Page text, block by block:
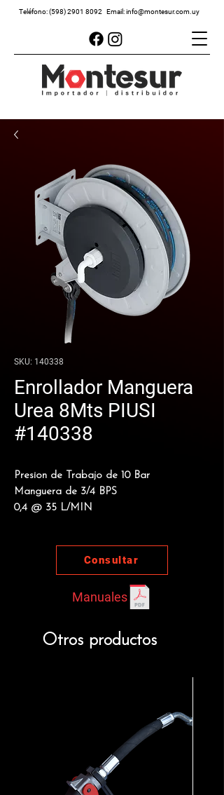
Teléfono:(598) 2901 8092 Email:info@montesur.com.uy
SKU: 140338
Enrollador Manguera
Urea 8Mts PIUSI
#140338
Presion de Trabajo de 10 Bar
Manguera de 3/4 BPS
0,4 @ 35 L/MIN
Consultar
Manuales
Otros productos